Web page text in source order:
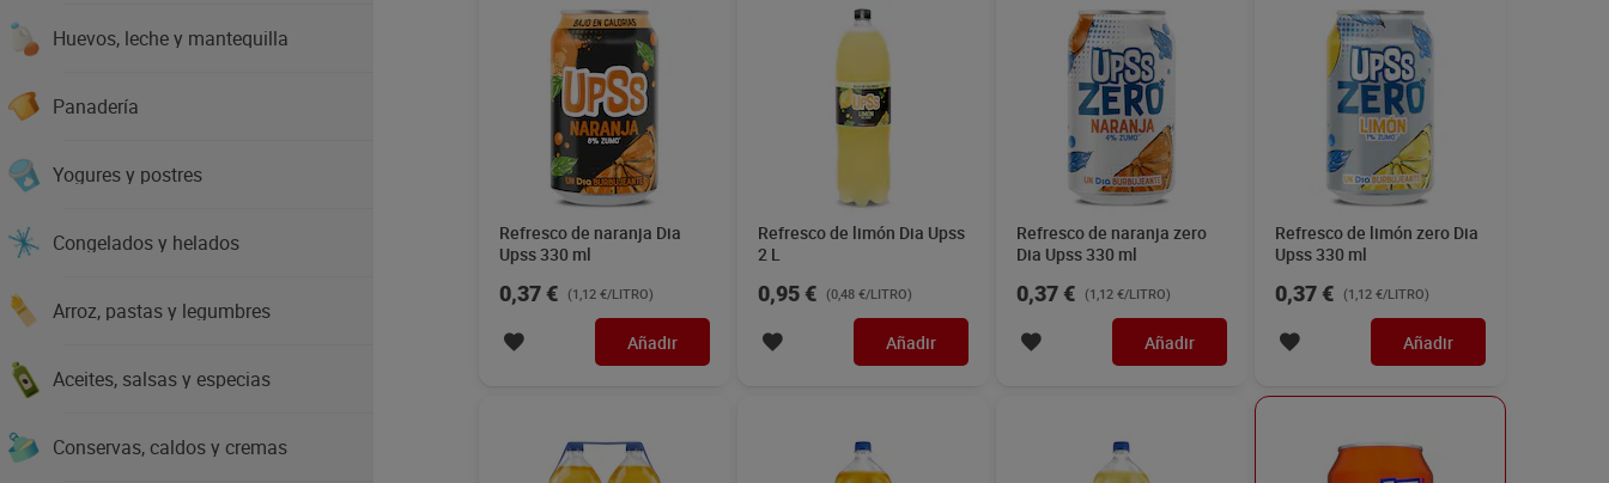
Huevos, leche y mantequilla
Panadería
Yogures y postres
Congelados y helados
Arroz, pastas y legumbres
Aceites, salsas y especias
Conservas, caldos y cremas
Refresco de naranja Dia
Upss 330 ml
0,37 € (1,12 €/LITRO)
Añadir
Refresco de limón Dia Upss
2 L
0,95 € (0,48 €/LITRO)
Añadir
Refresco de naranja zero
Dia Upss 330 ml
0,37 € (1,12 €/LITRO)
Añadir
Refresco de limón zero Dia
Upss 330 ml
0,37 € (1,12 €/LITRO)
Añadir